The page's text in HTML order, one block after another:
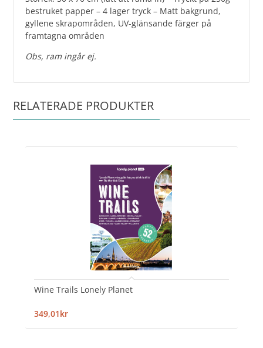
bestruket papper – 4 lager tryck – Matt bakgrund,
gyllene skrapområden, UV-glänsande färger på
framtagna områden
Obs, ram ingår ej.
RELATERADE PRODUKTER
Wine Trails Lonely Planet
349,01kr